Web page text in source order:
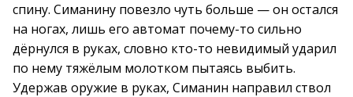
спину. Симанину повезло чуть больше — он остался
на ногах, лишь его автомат почему-то сильно
дёрнулся в руках, словно кто-то невидимый ударил
по нему тяжёлым молотком пытаясь выбить.
Удержав оружие в руках, Симанин направил ствол